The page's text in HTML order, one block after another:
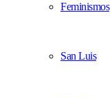
Feminismos
San Luis